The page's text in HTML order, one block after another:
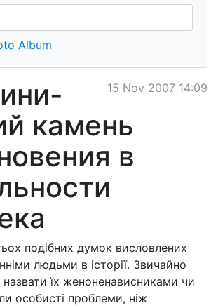
Album
15 Nov 2007 14:09
камень
в
подібних думок висловлених
людьми в історії. Звичайно
назвати їх женоненависниками чи
особисті проблеми, ніж